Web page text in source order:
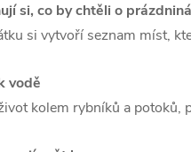
si, co by chtěli o
si vytvoří seznam míst,
vodě
kolem rybníků a potoků,